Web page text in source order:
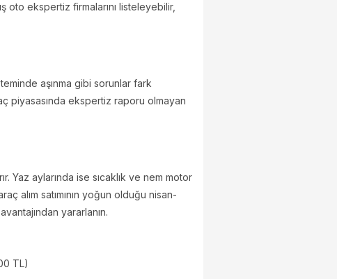
ekspertiz firmalarını listeleyebilir,
aşınma gibi sorunlar fark
piyasasında ekspertiz raporu olmayan
Yaz aylarında ise sıcaklık ve nem motor
alım satımının yoğun olduğu nisan-
yararlanın.
TL)